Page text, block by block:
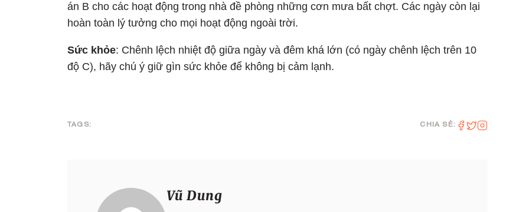
án B cho các hoạt động trong nhà đề phòng những cơn mưa bất chợt. Các ngày còn lại
hoàn toàn lý tưởng cho mọi hoạt động ngoài trời.
Sức khỏe: Chênh lệch nhiệt độ giữa ngày và đêm khá lớn (có ngày chênh lệch trên 10
độ C), hãy chú ý giữ gìn sức khỏe để không bị cảm lạnh.
TAGS: CHIA SẺ:
Vũ Dung